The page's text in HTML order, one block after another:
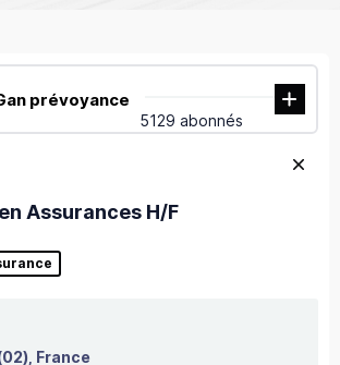
prévoyance
5129 abonnés
Assurances H/F
France